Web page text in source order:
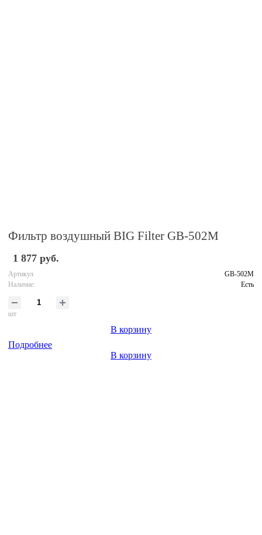
Фильтр воздушный BIG Filter GB-502M
1 877 руб.
Артикул
GB-502M
Наличие:
Есть
шт
В корзину
Подробнее
В корзину